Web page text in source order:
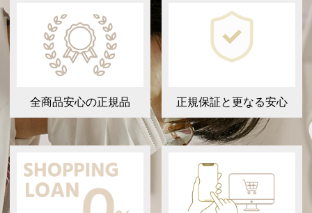
全商品安心の正規品 正規保証と更なる安心